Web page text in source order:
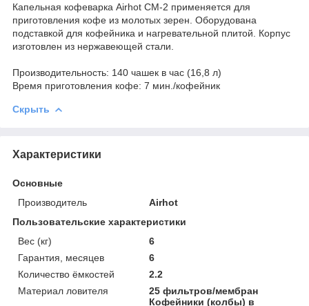
Капельная кофеварка Airhot CM-2 применяется для
приготовления кофе из молотых зерен. Оборудована
подставкой для кофейника и нагревательной плитой. Корпус
изготовлен из нержавеющей стали.
Производительность: 140 чашек в час (16,8 л)
Время приготовления кофе: 7 мин./кофейник
Скрыть
Характеристики
Основные
Производитель
Airhot
Пользовательские характеристики
Вес (кг)
6
Гарантия, месяцев
6
Количество ёмкостей
2.2
Материал ловителя
25 фильтров/мембран
Кофейники (колбы) в